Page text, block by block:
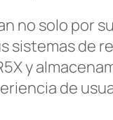
no solo por
sistemas de
y
de